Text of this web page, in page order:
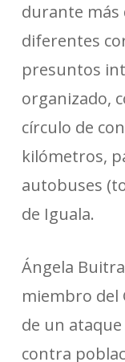
durante más
diferentes
presuntos
organizado,
círculo de
kilómetros,
autobuses
de Iguala.
Ángela
miembro del
de un
contra